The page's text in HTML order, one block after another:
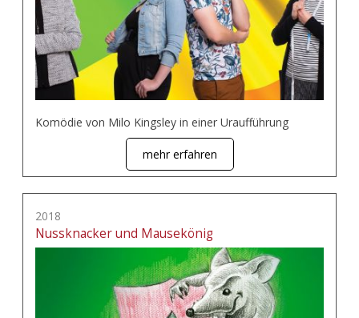
Komödie von Milo Kingsley in einer Uraufführung
mehr erfahren
2018
Nussknacker und Mausekönig